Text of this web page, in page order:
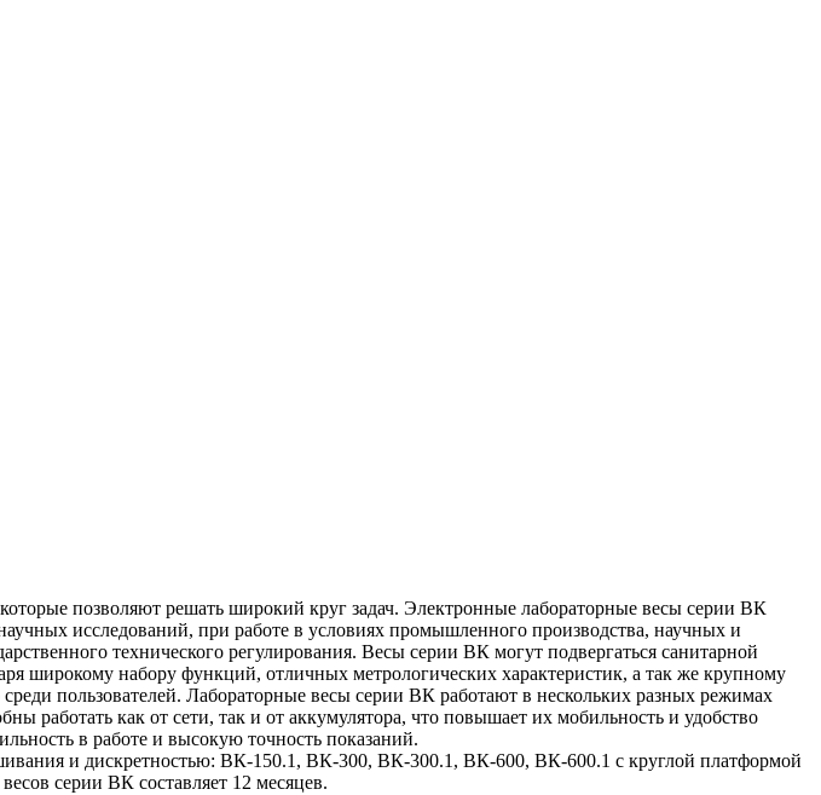
позволяют решать широкий круг задач. Электронные лабораторные весы серии ВК
исследований, при работе в условиях промышленного производства, научных и
технического регулирования. Весы серии ВК могут подвергаться санитарной
широкому набору функций, отличных метрологических характеристик, а так же крупному
пользователей. Лабораторные весы серии ВК работают в нескольких разных режимах
работать как от сети, так и от аккумулятора, что повышает их мобильность и удобство
в работе и высокую точность показаний.
и дискретностью: ВК-150.1, ВК-300, ВК-300.1, ВК-600, ВК-600.1 с круглой платформой
серии ВК составляет 12 месяцев.